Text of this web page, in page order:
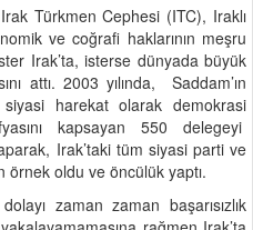
Türkmen Cephesi (ITC), Iraklı
ve coğrafi haklarının meşru
Irak’ta, isterse dünyada büyük
attı. 2003 yılında, Saddam’ın
harekat olarak demokrasi
kapsayan 550 delegeyi
Irak’taki tüm siyasi parti ve
örnek oldu ve öncülük yaptı.
zaman zaman başarısızlık